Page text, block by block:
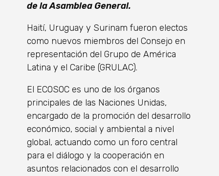
de la Asamblea General.
Haití, Uruguay y Surinam fueron electos
como nuevos miembros del Consejo en
representación del Grupo de América
Latina y el Caribe (GRULAC).
El ECOSOC es uno de los órganos
principales de las Naciones Unidas,
encargado de la promoción del desarrollo
económico, social y ambiental a nivel
global, actuando como un foro central
para el diálogo y la cooperación en
asuntos relacionados con el desarrollo